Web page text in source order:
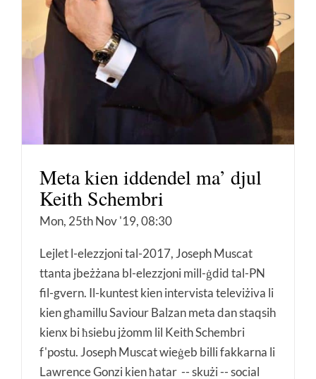
Meta kien iddendel ma’ djul
Keith Schembri
Mon, 25th Nov '19, 08:30
Lejlet l-elezzjoni tal-2017, Joseph Muscat
ttanta jbeżżana bl-elezzjoni mill-ġdid tal-PN
fil-gvern. Il-kuntest kien intervista televiżiva li
kien għamillu Saviour Balzan meta dan staqsih
kienx bi ħsiebu jżomm lil Keith Schembri
f'postu. Joseph Muscat wieġeb billi fakkarna li
Lawrence Gonzi kien ħatar -- skużi -- social